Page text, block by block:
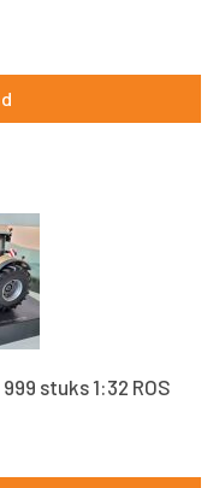
stuks 1:32 ROS